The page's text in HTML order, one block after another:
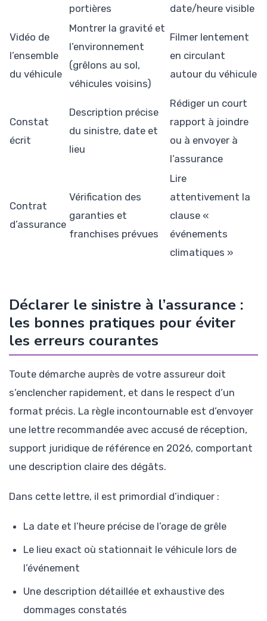
portières
date/heure visible
Vidéo de
l’ensemble
du véhicule
Montrer la gravité et
l’environnement
(grêlons au sol,
véhicules voisins)
Filmer lentement
en circulant
autour du véhicule
Constat
écrit
Description précise
du sinistre, date et
lieu
Rédiger un court
rapport à joindre
ou à envoyer à
l’assurance
Contrat
d’assurance
Vérification des
garanties et
franchises prévues
Lire
attentivement la
clause «
événements
climatiques »
Déclarer le sinistre à l’assurance :
les bonnes pratiques pour éviter
les erreurs courantes
Toute démarche auprès de votre assureur doit
s’enclencher rapidement, et dans le respect d’un
format précis. La règle incontournable est d’envoyer
une lettre recommandée avec accusé de réception,
support juridique de référence en 2026, comportant
une description claire des dégâts.
Dans cette lettre, il est primordial d’indiquer :
La date et l’heure précise de l’orage de grêle
Le lieu exact où stationnait le véhicule lors de
l’événement
Une description détaillée et exhaustive des
dommages constatés